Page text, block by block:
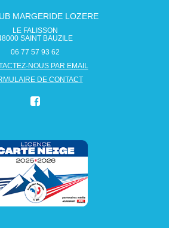
MARGERIDE LOZERE
LE FALISSON
SAINT BAUZILE
06 77 57 93 62
NOUS PAR EMAIL
DE CONTACT